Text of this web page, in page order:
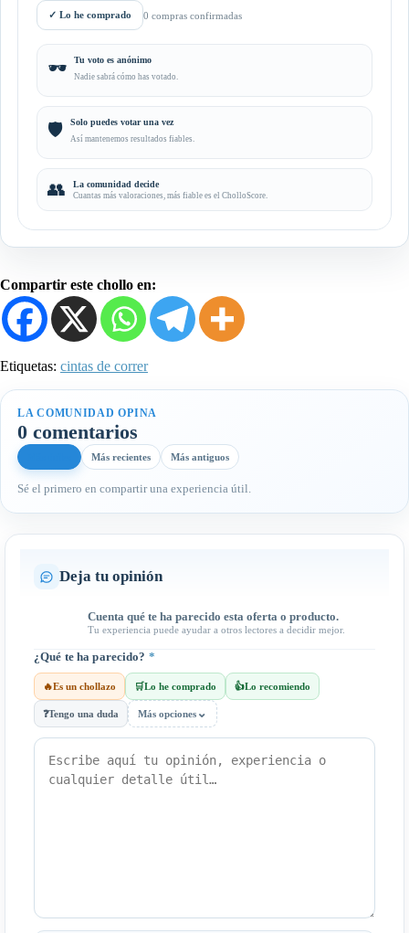
✓ Lo he comprado 0 compras confirmadas
🕶️ Tu voto es anónimo
Nadie sabrá cómo has votado.
🛡️ Solo puedes votar una vez
Así mantenemos resultados fiables.
👥 La comunidad decide
Cuantas más valoraciones, más fiable es el CholloScore.
Compartir este chollo en:
Etiquetas: cintas de correr
LA COMUNIDAD OPINA
0 comentarios
Más recientes Más antiguos
Sé el primero en compartir una experiencia útil.
Deja tu opinión
Cuenta qué te ha parecido esta oferta o producto.
Tu experiencia puede ayudar a otros lectores a decidir mejor.
¿Qué te ha parecido? *
🔥Es un chollazo 🛒Lo he comprado 👍Lo recomiendo
❓Tengo una duda Más opciones ⌄